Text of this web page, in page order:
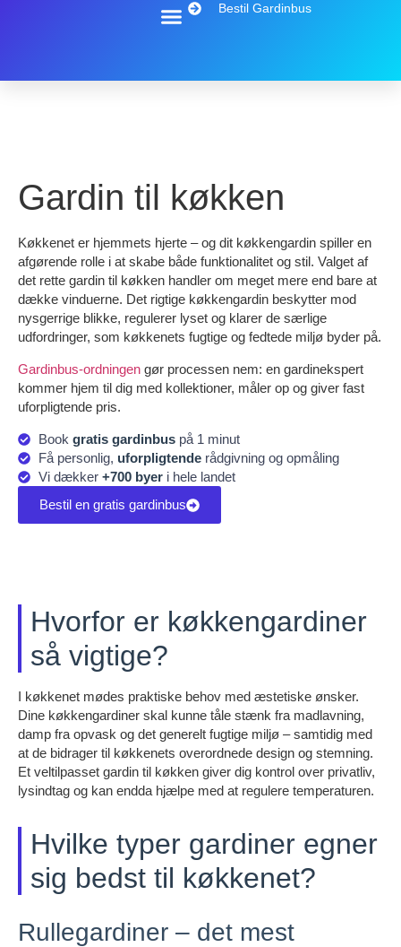
Bestil Gardinbus
Gardin til køkken
Køkkenet er hjemmets hjerte – og dit køkkengardin spiller en
afgørende rolle i at skabe både funktionalitet og stil. Valget af
det rette gardin til køkken handler om meget mere end bare at
dække vinduerne. Det rigtige køkkengardin beskytter mod
nysgerrige blikke, regulerer lyset og klarer de særlige
udfordringer, som køkkenets fugtige og fedtede miljø byder på.
Gardinbus-ordningen gør processen nem: en gardinekspert
kommer hjem til dig med kollektioner, måler op og giver fast
uforpligtende pris.
Book gratis gardinbuspå 1 minut
Få personlig, uforpligtenderådgivning og opmåling
Vi dækker +700 byeri hele landet
Bestil en gratis gardinbus
Hvorfor er køkkengardiner
så vigtige?
I køkkenet mødes praktiske behov med æstetiske ønsker.
Dine køkkengardiner skal kunne tåle stænk fra madlavning,
damp fra opvask og det generelt fugtige miljø – samtidig med
at de bidrager til køkkenets overordnede design og stemning.
Et veltilpasset gardin til køkken giver dig kontrol over privatliv,
lysindtag og kan endda hjælpe med at regulere temperaturen.
Hvilke typer gardiner egner
sig bedst til køkkenet?
Rullegardiner – det mest